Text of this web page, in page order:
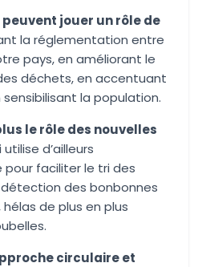
jouer un rôle de
la réglementation entre
pays, en améliorant le
déchets, en accentuant
la population.
le rôle des nouvelles
utilise d’ailleurs
pour faciliter le tri des
des bonbonnes
de plus en plus
circulaire et